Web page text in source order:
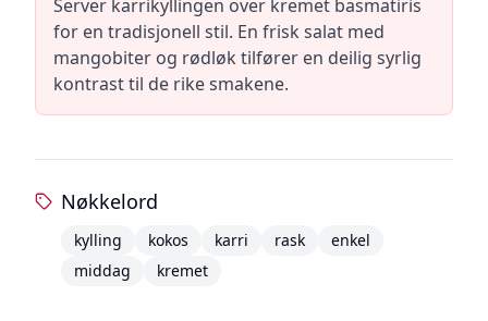
Server karrikyllingen over kremet basmatiris
for en tradisjonell stil. En frisk salat med
mangobiter og rødløk tilfører en deilig syrlig
kontrast til de rike smakene.
Nøkkelord
kylling kokos karri rask
enkel
middag
kremet